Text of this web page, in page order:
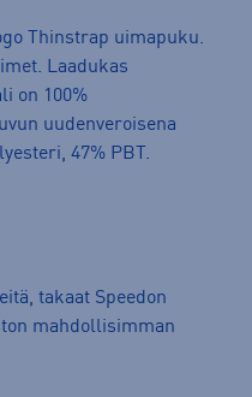
Thinstrap uimapuku.
Laadukas
on 100%
uudenveroisena
47% PBT.
takaat Speedon
mahdollisimman